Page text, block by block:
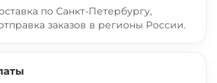
по Санкт-Петербургу,
заказов в регионы России.